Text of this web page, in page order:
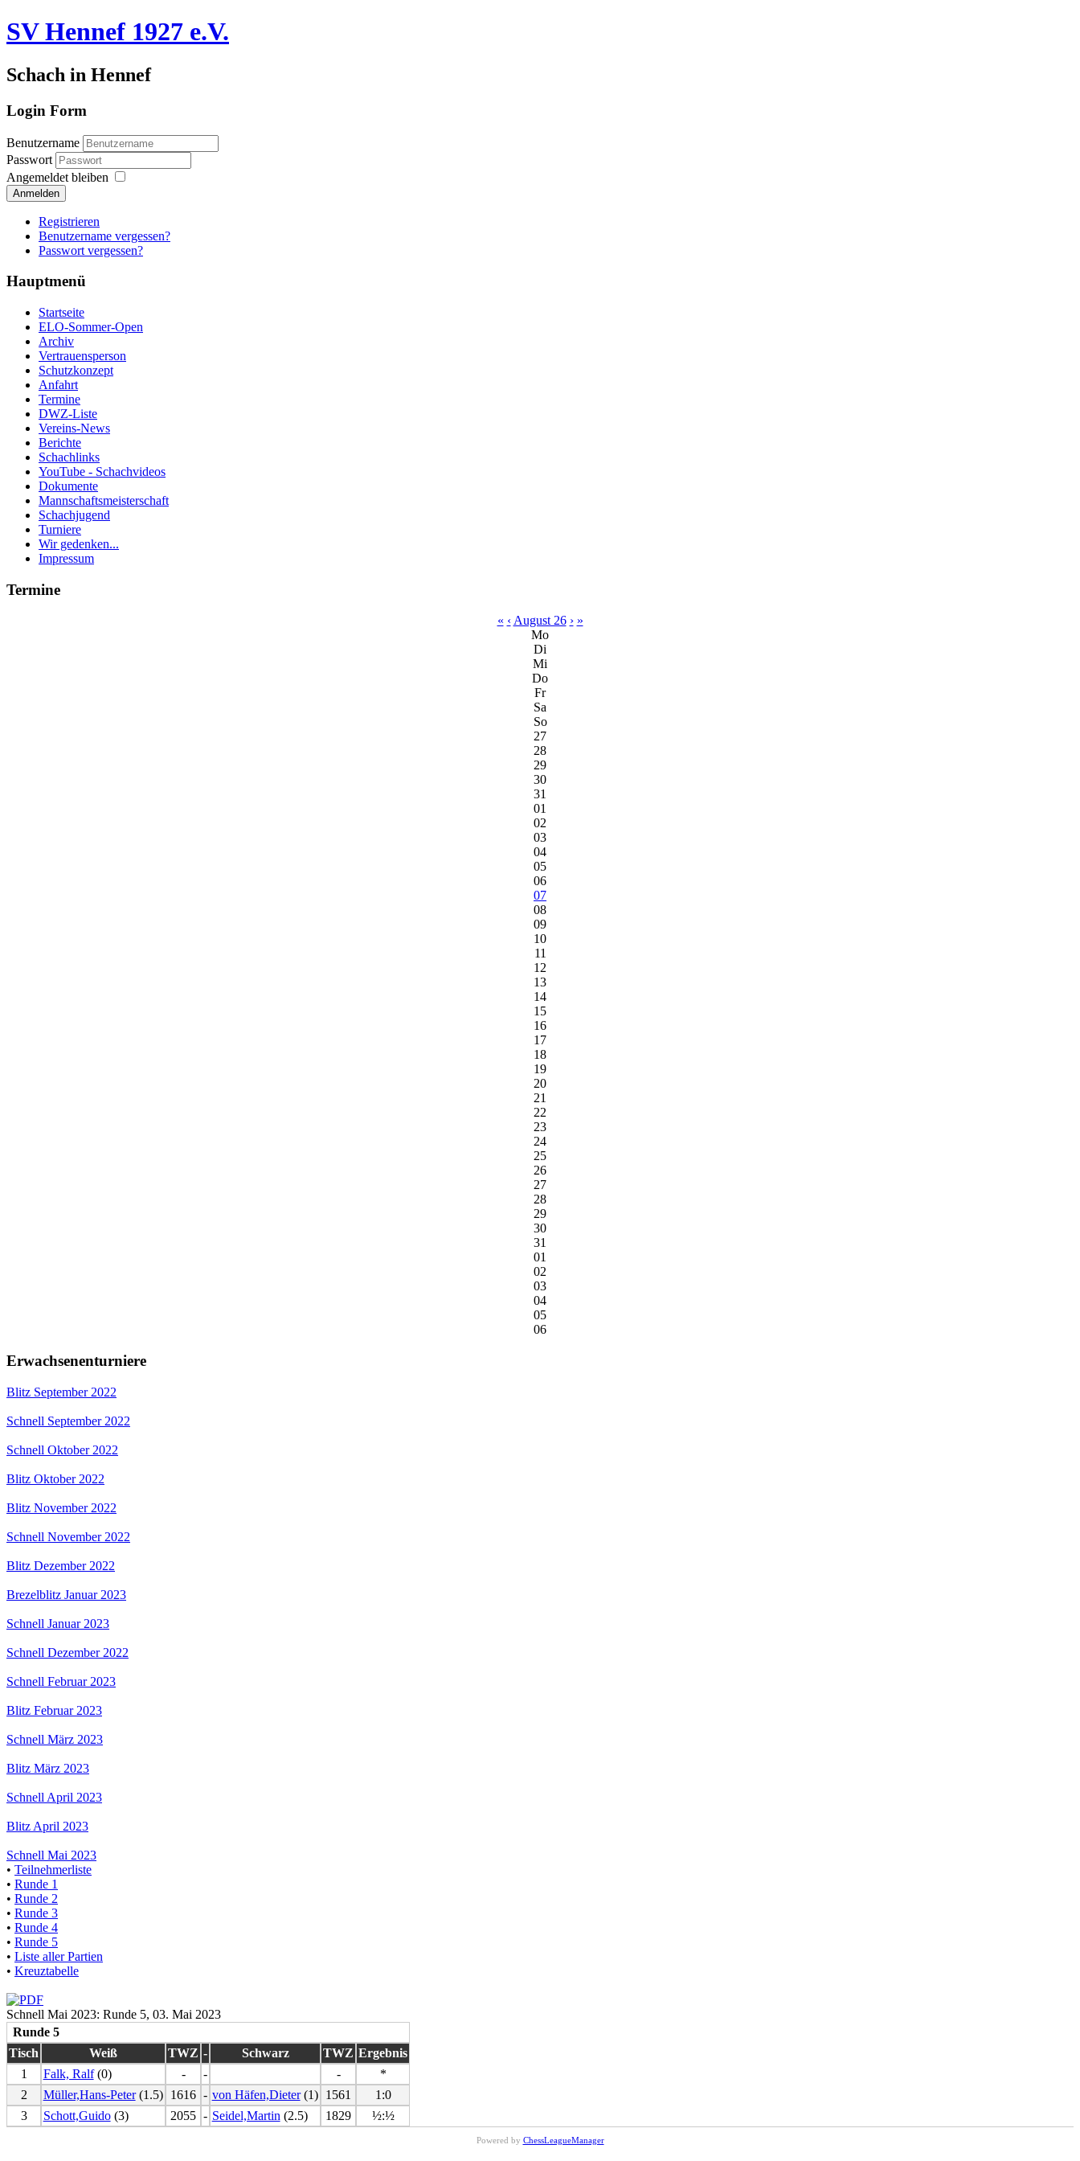
SV Hennef 1927 e.V.
Schach in Hennef
Login Form
Benutzername
Passwort
Angemeldet bleiben
Anmelden
Registrieren
Benutzername vergessen?
Passwort vergessen?
Hauptmenü
Startseite
ELO-Sommer-Open
Archiv
Vertrauensperson
Schutzkonzept
Anfahrt
Termine
DWZ-Liste
Vereins-News
Berichte
Schachlinks
YouTube - Schachvideos
Dokumente
Mannschaftsmeisterschaft
Schachjugend
Turniere
Wir gedenken...
Impressum
Termine
« ‹ August 26 › »
Mo
Di
Mi
Do
Fr
Sa
So
27
28
29
30
31
01
02
03
04
05
06
07
08
09
10
11
12
13
14
15
16
17
18
19
20
21
22
23
24
25
26
27
28
29
30
31
01
02
03
04
05
06
Erwachsenenturniere
Blitz September 2022
Schnell September 2022
Schnell Oktober 2022
Blitz Oktober 2022
Blitz November 2022
Schnell November 2022
Blitz Dezember 2022
Brezelblitz Januar 2023
Schnell Januar 2023
Schnell Dezember 2022
Schnell Februar 2023
Blitz Februar 2023
Schnell März 2023
Blitz März 2023
Schnell April 2023
Blitz April 2023
Schnell Mai 2023
• Teilnehmerliste
• Runde 1
• Runde 2
• Runde 3
• Runde 4
• Runde 5
• Liste aller Partien
• Kreuztabelle
Schnell Mai 2023: Runde 5, 03. Mai 2023
Runde 5
Tisch
Weiß TWZ - Schwarz TWZ Ergebnis
1
Falk, Ralf(0) - - -
*
2
Müller,Hans-Peter(1.5) 1616 - von Häfen,Dieter(1) 1561
1:0
3
Schott,Guido(3) 2055 - Seidel,Martin (2.5) 1829 ½:½
Powered by ChessLeagueManager